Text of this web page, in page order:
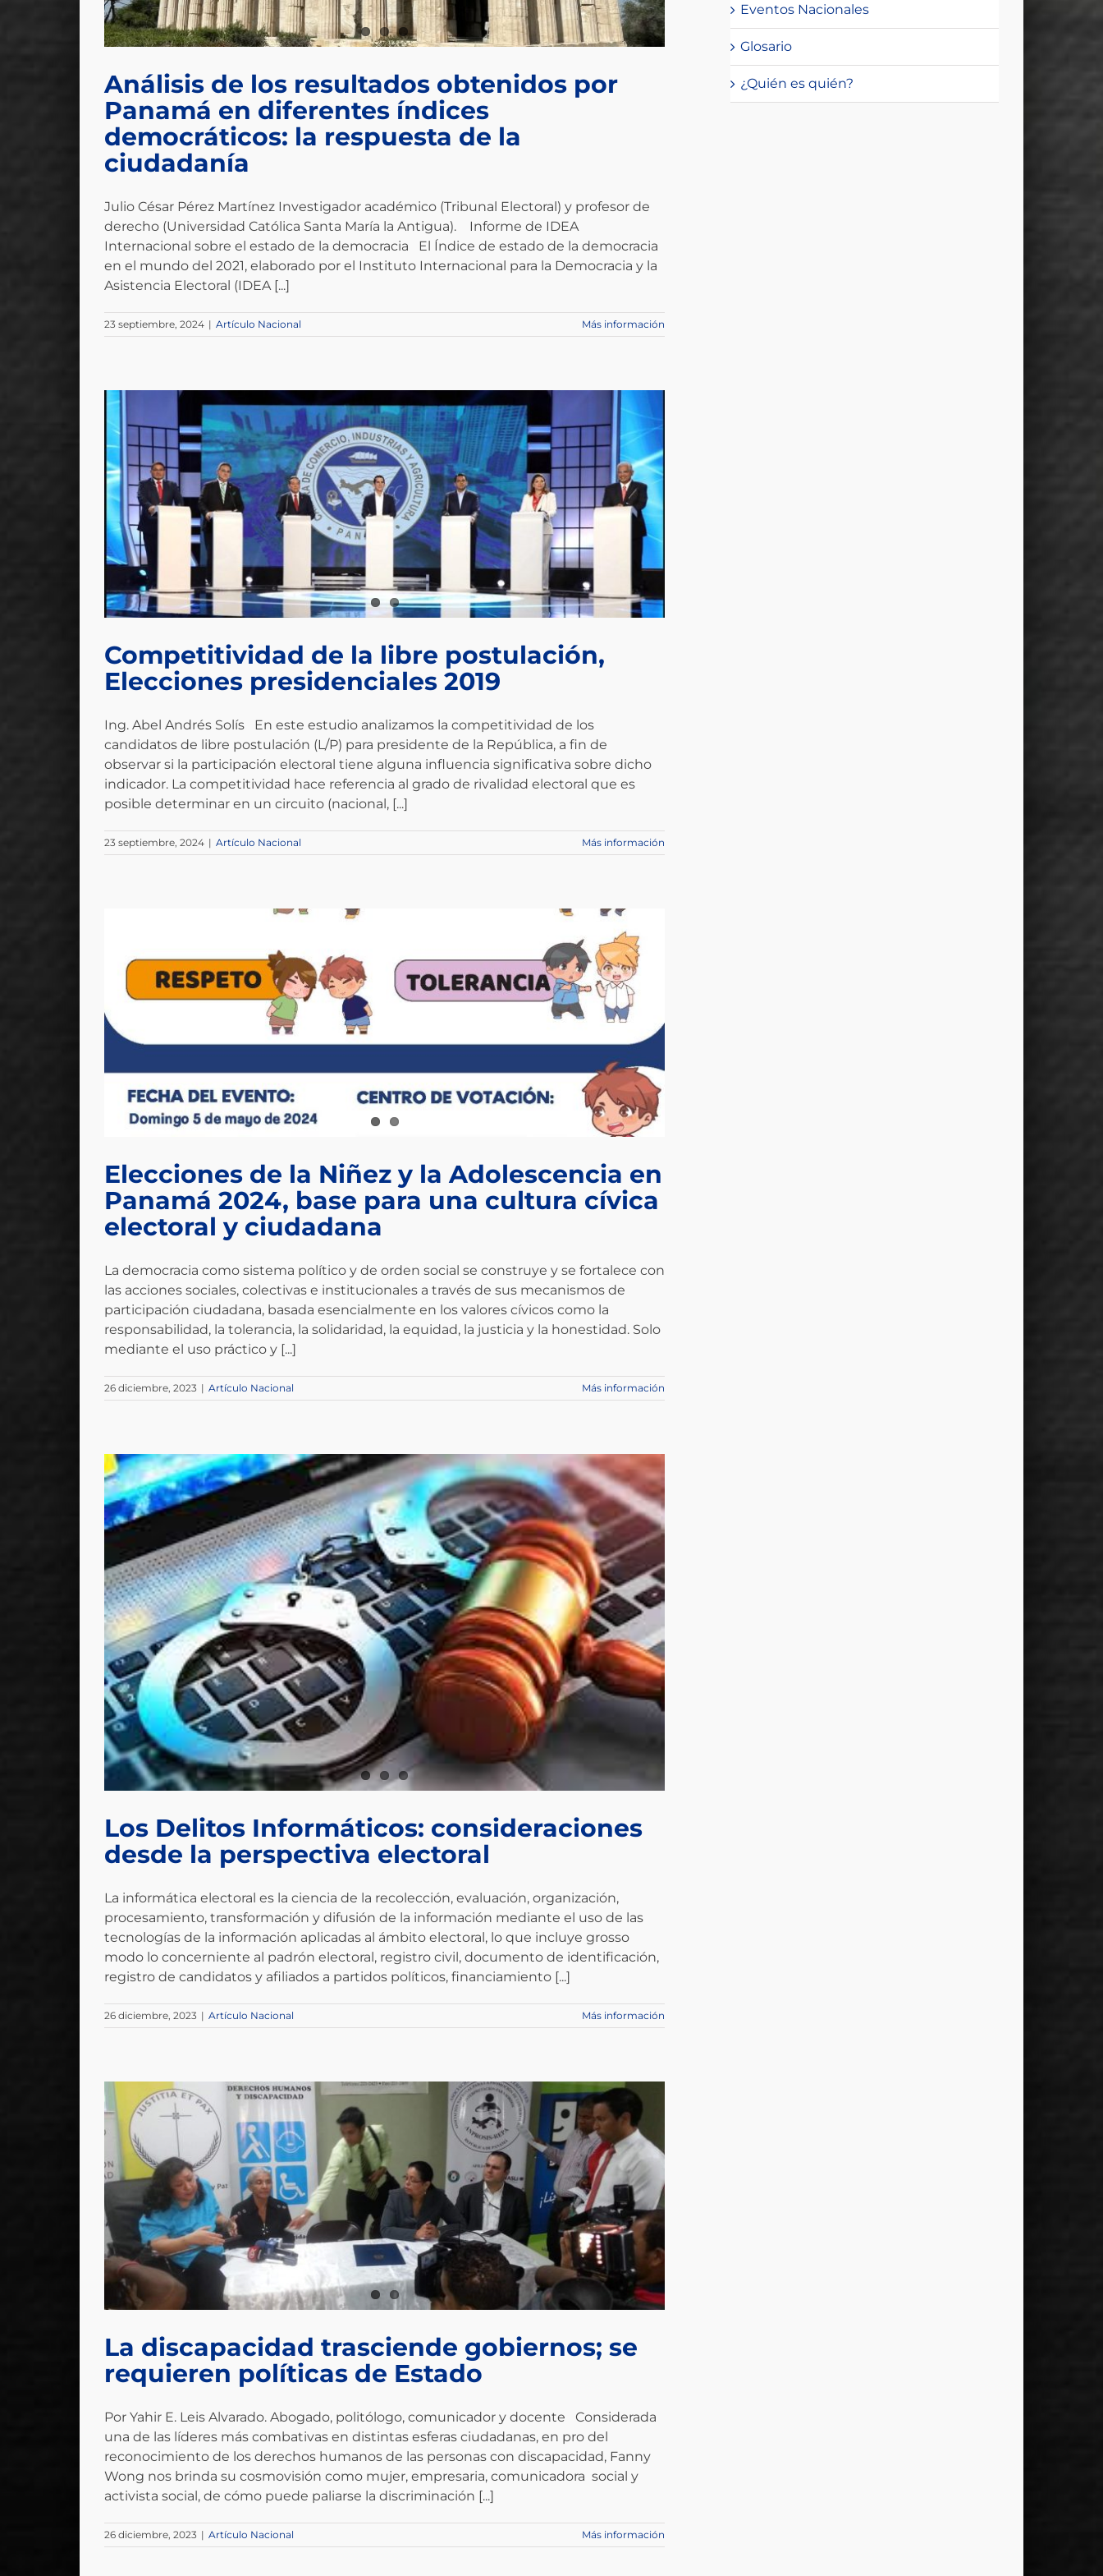
Análisis de los resultados obtenidos por
Panamá en diferentes índices
democráticos: la respuesta de la
ciudadanía
Julio César Pérez Martínez Investigador académico (Tribunal Electoral) y profesor de
derecho (Universidad Católica Santa María la Antigua). Informe de IDEA
Internacional sobre el estado de la democracia El Índice de estado de la democracia
en el mundo del 2021, elaborado por el Instituto Internacional para la Democracia y la
Asistencia Electoral (IDEA [...]
23 septiembre, 2024 | Artículo Nacional Más información
Competitividad de la libre postulación,
Elecciones presidenciales 2019
Ing. Abel Andrés Solís En este estudio analizamos la competitividad de los
candidatos de libre postulación (L/P) para presidente de la República, a fin de
observar si la participación electoral tiene alguna influencia significativa sobre dicho
indicador. La competitividad hace referencia al grado de rivalidad electoral que es
posible determinar en un circuito (nacional, [...]
23 septiembre, 2024 | Artículo Nacional Más información
Elecciones de la Niñez y la Adolescencia en
Panamá 2024, base para una cultura cívica
electoral y ciudadana
La democracia como sistema político y de orden social se construye y se fortalece con
las acciones sociales, colectivas e institucionales a través de sus mecanismos de
participación ciudadana, basada esencialmente en los valores cívicos como la
responsabilidad, la tolerancia, la solidaridad, la equidad, la justicia y la honestidad. Solo
mediante el uso práctico y [...]
26 diciembre, 2023 | Artículo Nacional Más información
Los Delitos Informáticos: consideraciones
desde la perspectiva electoral
La informática electoral es la ciencia de la recolección, evaluación, organización,
procesamiento, transformación y difusión de la información mediante el uso de las
tecnologías de la información aplicadas al ámbito electoral, lo que incluye grosso
modo lo concerniente al padrón electoral, registro civil, documento de identificación,
registro de candidatos y afiliados a partidos políticos, financiamiento [...]
26 diciembre, 2023 | Artículo Nacional Más información
La discapacidad trasciende gobiernos; se
requieren políticas de Estado
Por Yahir E. Leis Alvarado. Abogado, politólogo, comunicador y docente Considerada
una de las líderes más combativas en distintas esferas ciudadanas, en pro del
reconocimiento de los derechos humanos de las personas con discapacidad, Fanny
Wong nos brinda su cosmovisión como mujer, empresaria, comunicadora social y
activista social, de cómo puede paliarse la discriminación [...]
26 diciembre, 2023 | Artículo Nacional Más información
Eventos Nacionales
Glosario
¿Quién es quién?